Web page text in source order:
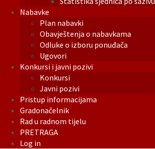
Nabavke
Plan nabavki
Obavještenja o nabavkama
Odluke o izboru ponuđača
Ugovori
Konkursi i javni pozivi
Konkursi
Javni pozivi
Pristup informacijama
Gradonačelnik
Rad u radnom tijelu
PRETRAGA
Log in